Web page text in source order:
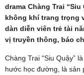
drama Chàng Trai
không khí trang trọng
dàn diễn viên trẻ tài
vị truyền thông, báo
Chàng Trai “Siu Quậy”
hước học đường, là sản